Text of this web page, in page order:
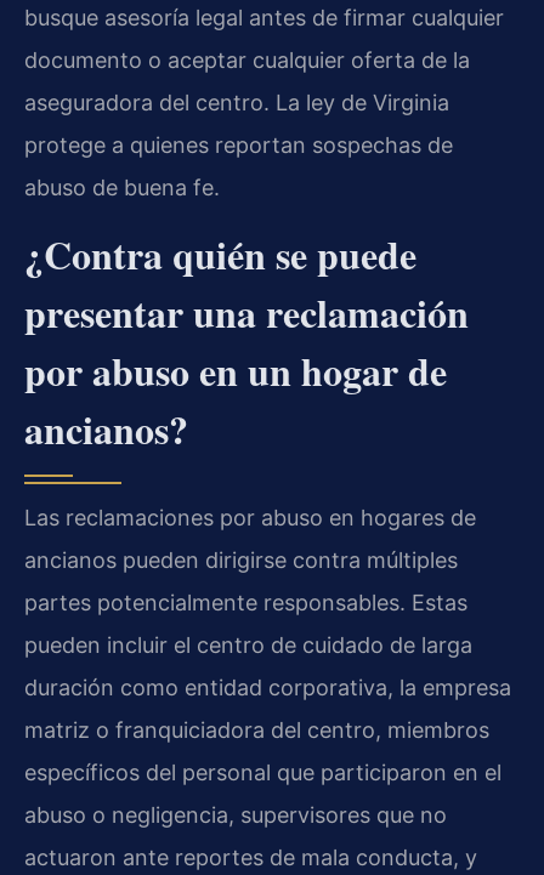
busque asesoría legal antes de firmar cualquier
documento o aceptar cualquier oferta de la
aseguradora del centro. La ley de Virginia
protege a quienes reportan sospechas de
abuso de buena fe.
¿Contra quién se puede
presentar una reclamación
por abuso en un hogar de
ancianos?
Las reclamaciones por abuso en hogares de
ancianos pueden dirigirse contra múltiples
partes potencialmente responsables. Estas
pueden incluir el centro de cuidado de larga
duración como entidad corporativa, la empresa
matriz o franquiciadora del centro, miembros
específicos del personal que participaron en el
abuso o negligencia, supervisores que no
actuaron ante reportes de mala conducta, y